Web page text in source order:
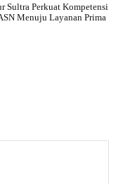
Sultra Perkuat Kompetensi
Menuju Layanan Prima